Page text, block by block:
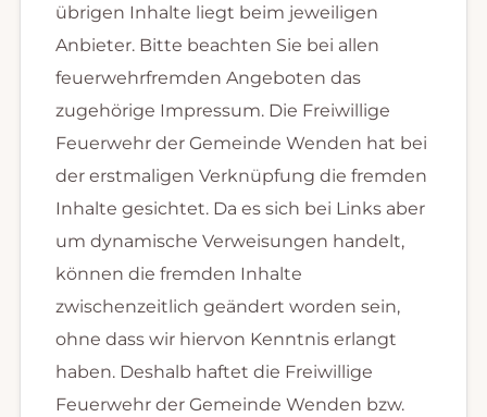
übrigen Inhalte liegt beim jeweiligen
Anbieter. Bitte beachten Sie bei allen
feuerwehrfremden Angeboten das
zugehörige Impressum. Die Freiwillige
Feuerwehr der Gemeinde Wenden hat bei
der erstmaligen Verknüpfung die fremden
Inhalte gesichtet. Da es sich bei Links aber
um dynamische Verweisungen handelt,
können die fremden Inhalte
zwischenzeitlich geändert worden sein,
ohne dass wir hiervon Kenntnis erlangt
haben. Deshalb haftet die Freiwillige
Feuerwehr der Gemeinde Wenden bzw.